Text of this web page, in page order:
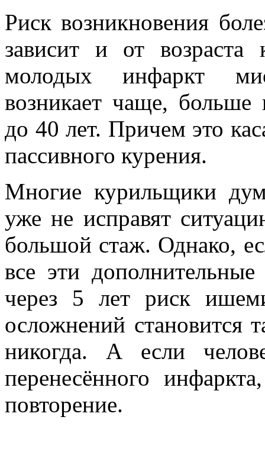
Риск возникновения
зависит и от
молодых инфаркт
возникает чаще,
до 40 лет. Причем это
пассивного курения.
Многие курильщики
уже не исправят
большой стаж. Однако,
все эти
через 5 лет риск
осложнений становится
никогда. А если
перенесённого
повторение.